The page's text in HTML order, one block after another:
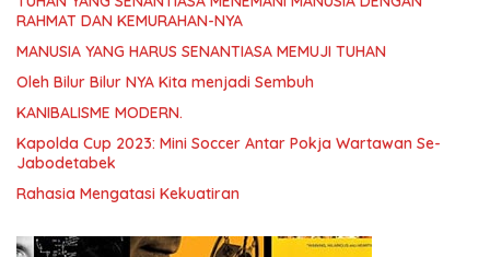
RAHMAT DAN KEMURAHAN-NYA
MANUSIA YANG HARUS SENANTIASA MEMUJI TUHAN
Oleh Bilur Bilur NYA Kita menjadi Sembuh
KANIBALISME MODERN.
Kapolda Cup 2023: Mini Soccer Antar Pokja Wartawan Se-
Jabodetabek
Rahasia Mengatasi Kekuatiran